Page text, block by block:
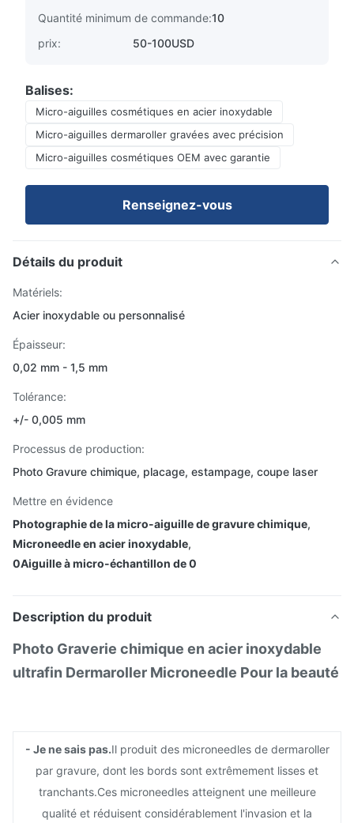
Quantité minimum de commande:10
prix:
50-100USD
Balises:
Micro-aiguilles cosmétiques en acier inoxydable
Micro-aiguilles dermaroller gravées avec précision
Micro-aiguilles cosmétiques OEM avec garantie
Renseignez-vous
Détails du produit
Matériels:
Acier inoxydable ou personnalisé
Épaisseur:
0,02 mm - 1,5 mm
Tolérance:
+/- 0,005 mm
Processus de production:
Photo Gravure chimique, placage, estampage, coupe laser
Mettre en évidence
Photographie de la micro-aiguille de gravure chimique,
Microneedle en acier inoxydable,
0Aiguille à micro-échantillon de 0
Description du produit
Photo Graverie chimique en acier inoxydable
ultrafin Dermaroller Microneedle Pour la beauté
- Je ne sais pas.Il produit des microneedles de dermaroller
par gravure, dont les bords sont extrêmement lisses et
tranchants.Ces microneedles atteignent une meilleure
qualité et réduisent considérablement l'invasion et la